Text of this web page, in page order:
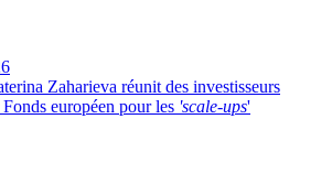
Zaharieva réunit des investisseurs
européen pour les 'scale-ups'